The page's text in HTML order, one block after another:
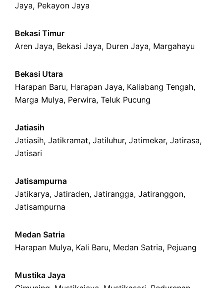
Jaya, Pekayon Jaya
Bekasi Timur
Aren Jaya, Bekasi Jaya, Duren Jaya, Margahayu
Bekasi Utara
Harapan Baru, Harapan Jaya, Kaliabang Tengah,
Marga Mulya, Perwira, Teluk Pucung
Jatiasih
Jatiasih, Jatikramat, Jatiluhur, Jatimekar, Jatirasa,
Jatisari
Jatisampurna
Jatikarya, Jatiraden, Jatirangga, Jatiranggon,
Jatisampurna
Medan Satria
Harapan Mulya, Kali Baru, Medan Satria, Pejuang
Mustika Jaya